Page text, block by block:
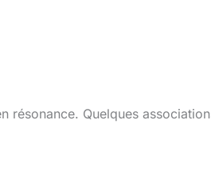
résonance. Quelques